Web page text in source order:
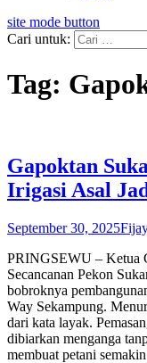
site mode button
Cari untuk:
Tag:
Gapoktan
Irigasi Asal
September 30, 2025
PRINGSEWU – Ketua
Secancanan Pekon
bobroknya
Way Sekampung.
dari kata layak.
dibiarkan menganga
membuat petani